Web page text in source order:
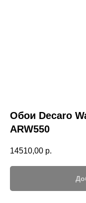
Обои Decaro
ARW550
14510,00 р.